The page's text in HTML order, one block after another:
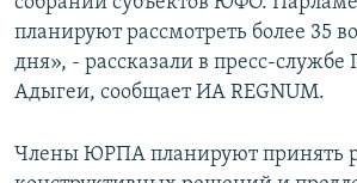
ОБЩЕСТВО
КУЛЬТУРА
СПОРТ
ГОСТЬ НЕДЕЛИ
ПОЗИЦИЯ
БЛОГИ
ВИДЕО
ФОТО
АУДИО
ПОДКАСТЫ
АРХИВ РАДИОПРОГРАММЫ
ПРИСОЕДИНЯЙТЕСЬ!
планируют рассмотреть более 35
дня», - рассказали в пресс-службе
Адыгеи, сообщает ИА REGNUM.
Члены ЮРПА планируют принять